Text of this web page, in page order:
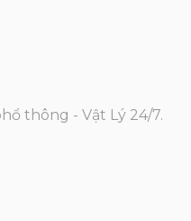
thông - Vật Lý 24/7.